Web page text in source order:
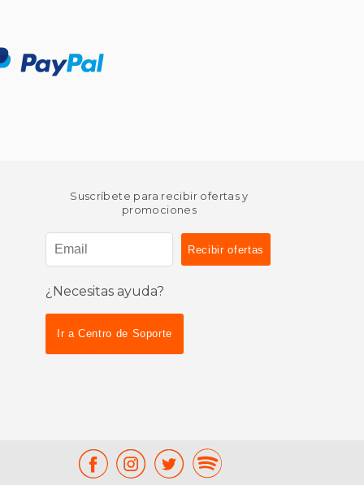
Suscríbete para recibir ofertas y
promociones
¿Necesitas ayuda?
Ir a Centro de Soporte